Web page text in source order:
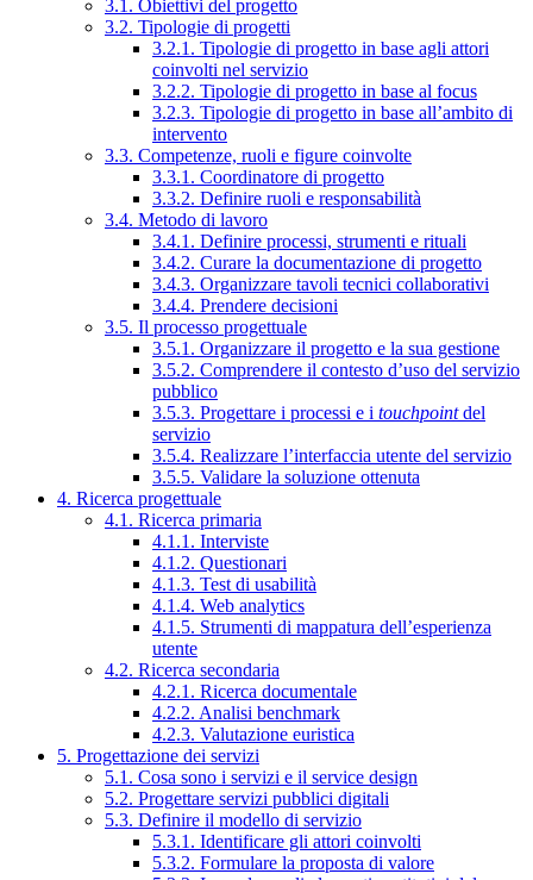
3.1. Obiettivi del progetto
3.2. Tipologie di progetti
3.2.1. Tipologie di progetto in base agli attori
coinvolti nel servizio
3.2.2. Tipologie di progetto in base al focus
3.2.3. Tipologie di progetto in base all’ambito di
intervento
3.3. Competenze, ruoli e figure coinvolte
3.3.1. Coordinatore di progetto
3.3.2. Definire ruoli e responsabilità
3.4. Metodo di lavoro
3.4.1. Definire processi, strumenti e rituali
3.4.2. Curare la documentazione di progetto
3.4.3. Organizzare tavoli tecnici collaborativi
3.4.4. Prendere decisioni
3.5. Il processo progettuale
3.5.1. Organizzare il progetto e la sua gestione
3.5.2. Comprendere il contesto d’uso del servizio
pubblico
3.5.3. Progettare i processi e i touchpointdel
servizio
3.5.4. Realizzare l’interfaccia utente del servizio
3.5.5. Validare la soluzione ottenuta
4. Ricerca progettuale
4.1. Ricerca primaria
4.1.1. Interviste
4.1.2. Questionari
4.1.3. Test di usabilità
4.1.4. Web analytics
4.1.5. Strumenti di mappatura dell’esperienza
utente
4.2. Ricerca secondaria
4.2.1. Ricerca documentale
4.2.2. Analisi benchmark
4.2.3. Valutazione euristica
5. Progettazione dei servizi
5.1. Cosa sono i servizi e il service design
5.2. Progettare servizi pubblici digitali
5.3. Definire il modello di servizio
5.3.1. Identificare gli attori coinvolti
5.3.2. Formulare la proposta di valore